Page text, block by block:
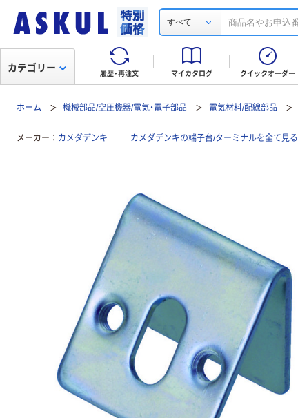
すべて
履歴・再注文 マイカタログ クイックオーダー
カテゴリー
ホーム 機械部品/空圧機器/電気・電子部品 電気材料/配線部品
メーカー カメダデンキ カメダデンキの端子台/ターミナルを全て見る